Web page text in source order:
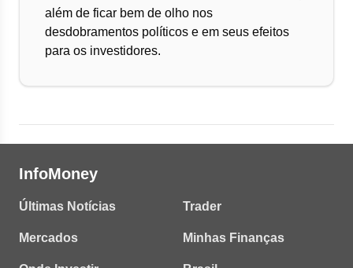
além de ficar bem de olho nos
desdobramentos políticos e em seus efeitos
para os investidores.
InfoMoney
Últimas Notícias
Mercados
Trader
Minhas Finanças